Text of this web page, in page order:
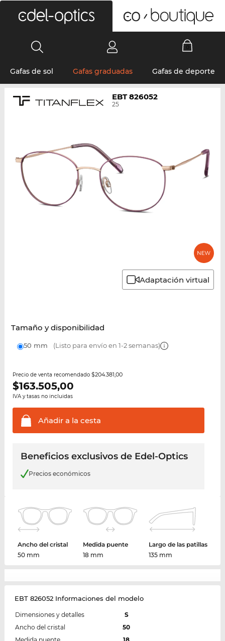
Gafas de sol Gafas graduadas Gafas de deporte
EBT 826052
25
Adaptación virtual
Tamaño y disponibilidad
50 mm (Listo para envío en 1-2 semanas)
Precio de venta recomendado $204.381,00
$163.505,00
IVA y tasas no incluidas
Añadir a la cesta
Beneficios exclusivos de Edel-Optics
Precios económicos
Ancho del cristal
50 mm
Medida puente
18 mm
Largo de las patillas
135 mm
EBT 826052 Informaciones del modelo
Dimensiones y detalles
S
Ancho del cristal
50
Medida puente
18